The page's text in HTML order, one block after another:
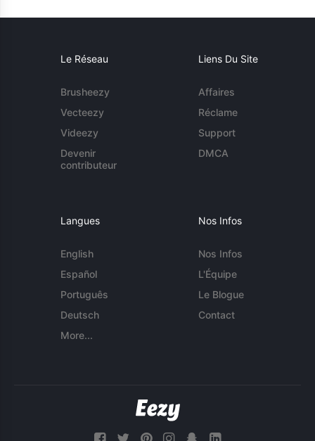
Le Réseau
Brusheezy
Vecteezy
Videezy
Devenir
contributeur
Liens Du Site
Affaires
Réclame
Support
DMCA
Langues
English
Español
Português
Deutsch
More...
Nos Infos
Nos Infos
L'Équipe
Le Blogue
Contact